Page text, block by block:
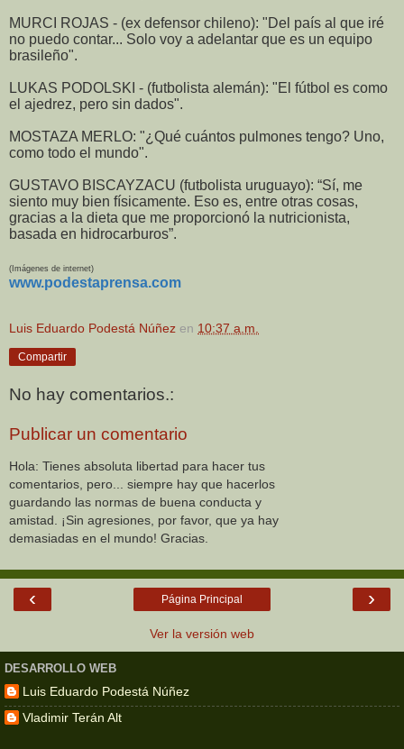
MURCI ROJAS - (ex defensor chileno): "Del país al que iré
no puedo contar... Solo voy a adelantar que es un equipo
brasileño".
LUKAS PODOLSKI - (futbolista alemán): "El fútbol es como
el ajedrez, pero sin dados".
MOSTAZA MERLO: "¿Qué cuántos pulmones tengo? Uno,
como todo el mundo".
GUSTAVO BISCAYZACU (futbolista uruguayo): “Sí, me
siento muy bien físicamente. Eso es, entre otras cosas,
gracias a la dieta que me proporcionó la nutricionista,
basada en hidrocarburos”.
(Imágenes de internet)
www.podestaprensa.com
Luis Eduardo Podestá Núñez en 10:37 a.m.
Compartir
No hay comentarios.:
Publicar un comentario
Hola: Tienes absoluta libertad para hacer tus
comentarios, pero... siempre hay que hacerlos
guardando las normas de buena conducta y
amistad. ¡Sin agresiones, por favor, que ya hay
demasiadas en el mundo! Gracias.
‹ ›
Página Principal
Ver la versión web
DESARROLLO WEB
Luis Eduardo Podestá Núñez
Vladimir Terán Alt